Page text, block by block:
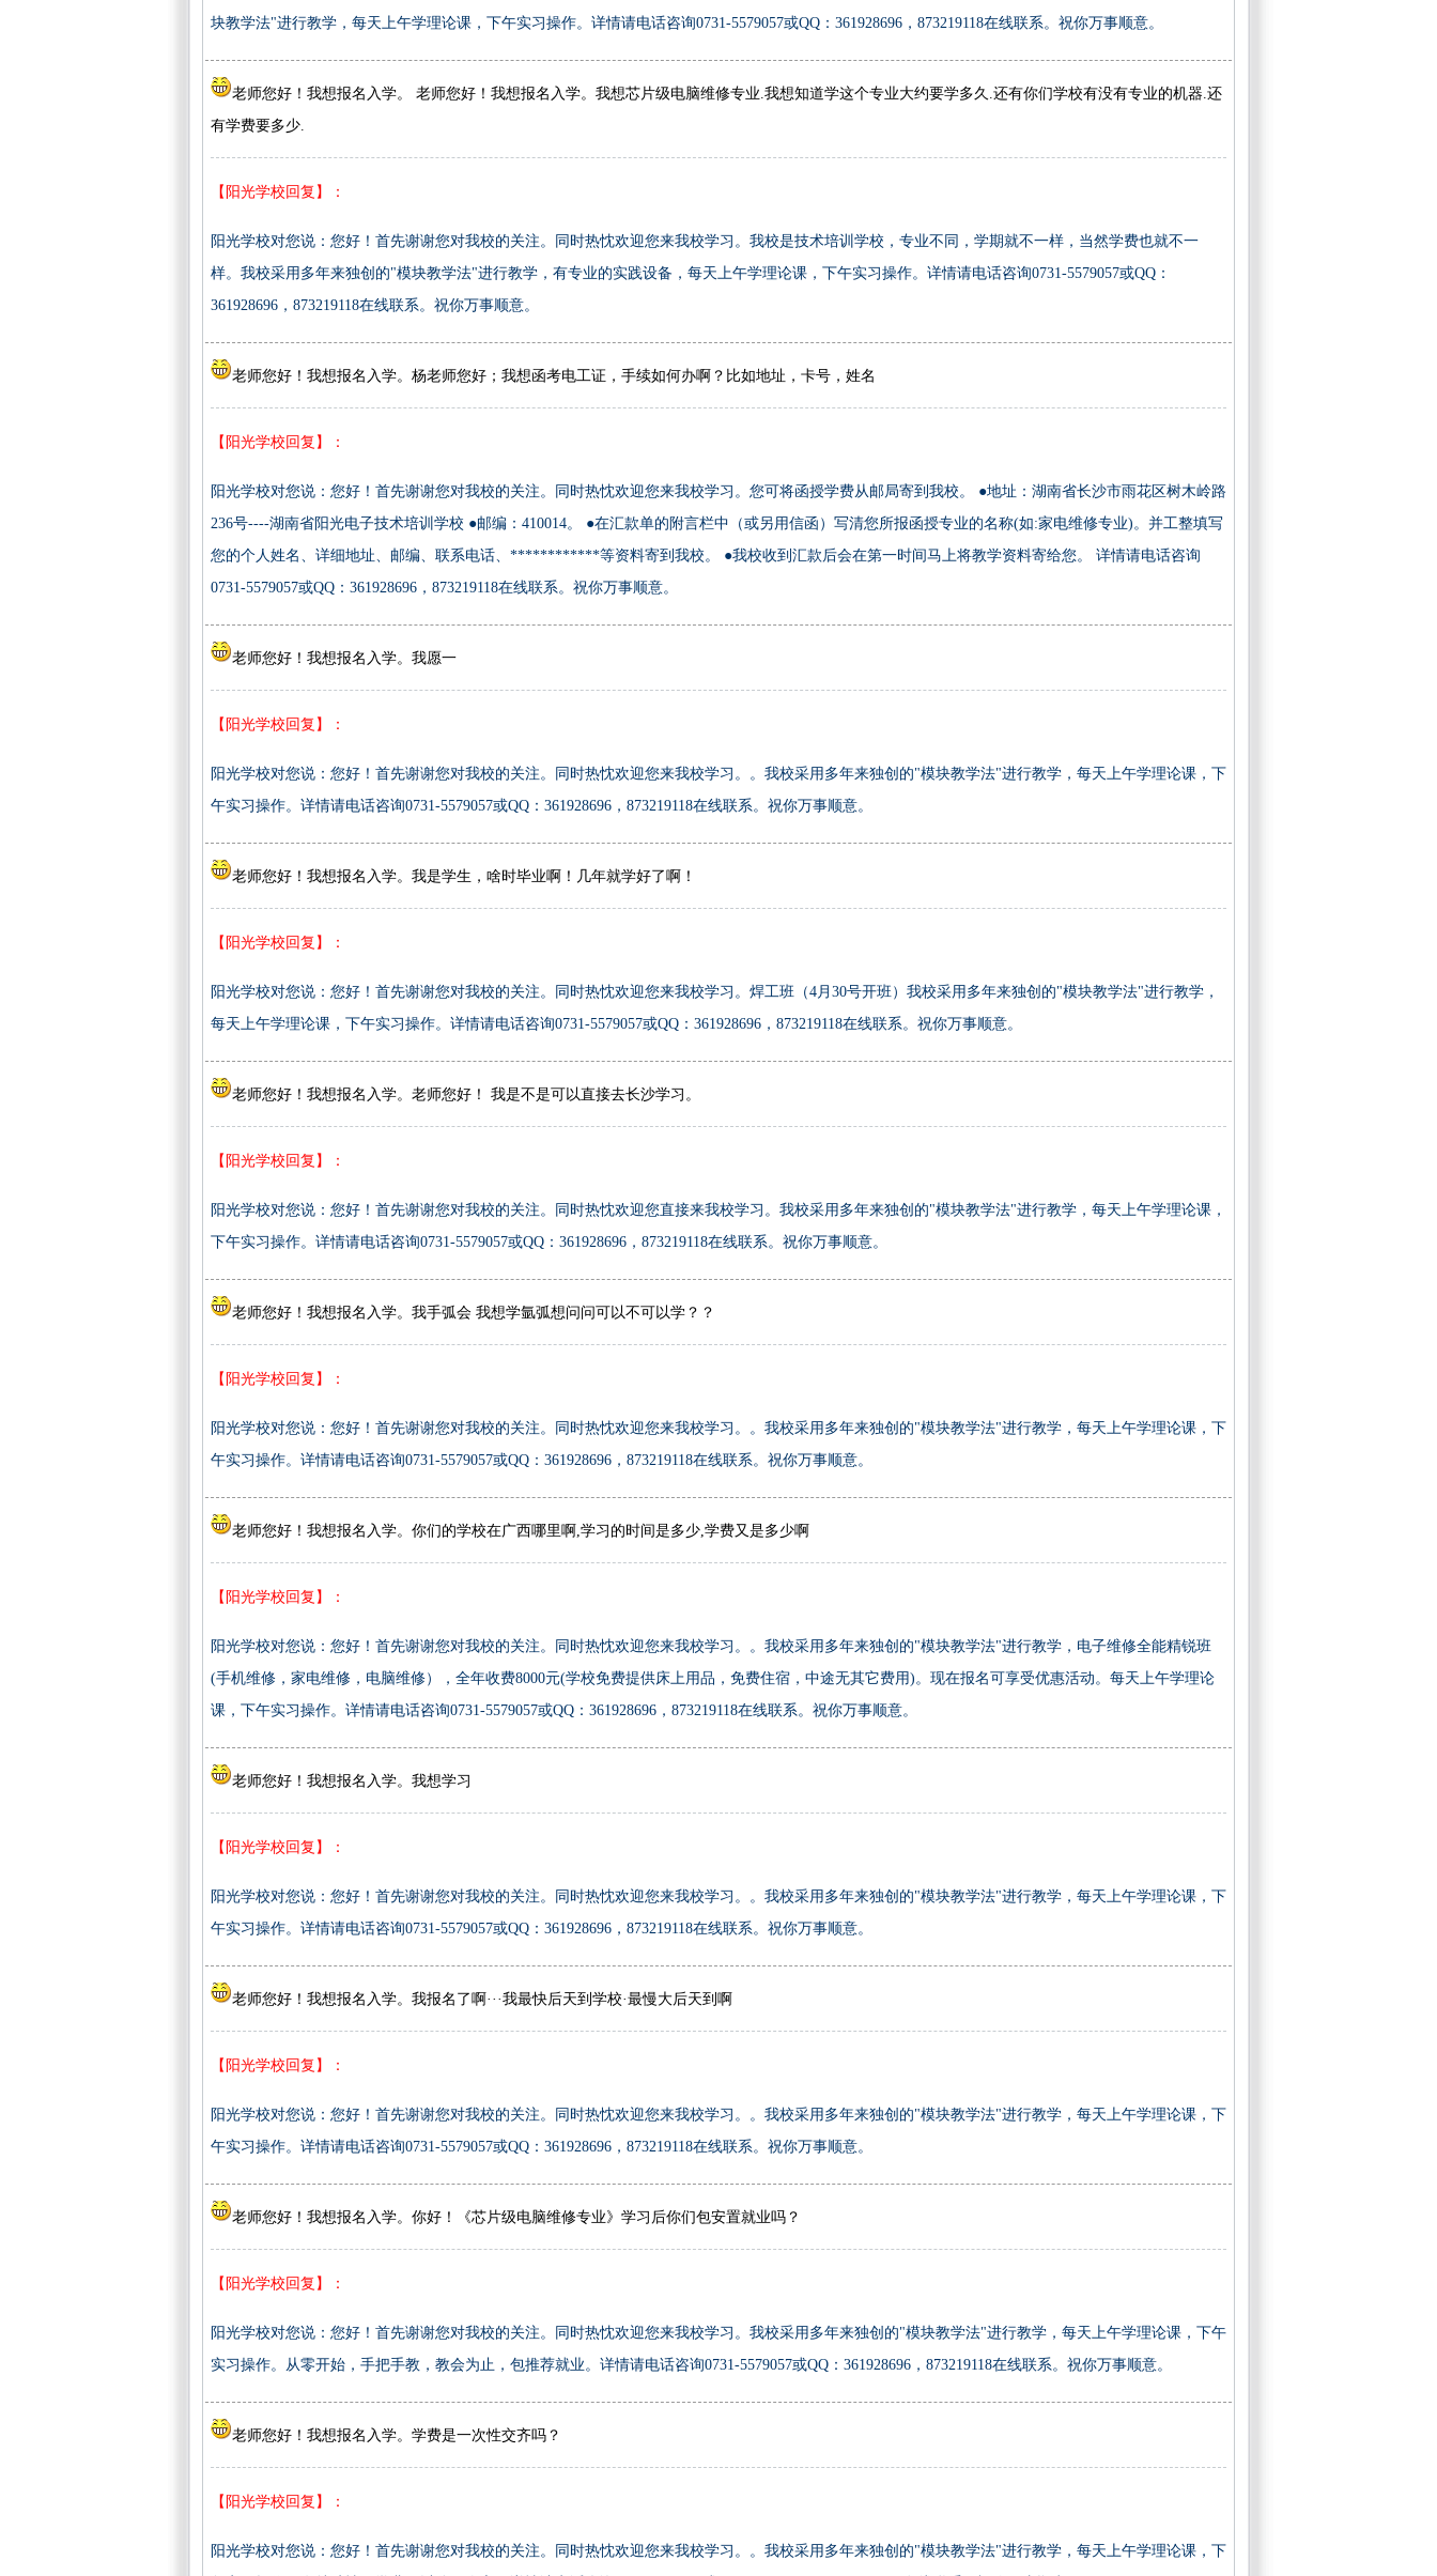
块教学法"进行教学，每天上午学理论课，下午实习操作。详情请电话咨询0731-5579057或QQ：361928696，873219118在线联系。祝你万事顺意。
老师您好！我想报名入学。 老师您好！我想报名入学。我想芯片级电脑维修专业.我想知道学这个专业大约要学多久.还有你们学校有没有专业的机器.还
有学费要多少.
【阳光学校回复】：
阳光学校对您说：您好！首先谢谢您对我校的关注。同时热忱欢迎您来我校学习。我校是技术培训学校，专业不同，学期就不一样，当然学费也就不一
样。我校采用多年来独创的"模块教学法"进行教学，有专业的实践设备，每天上午学理论课，下午实习操作。详情请电话咨询0731-5579057或QQ：
361928696，873219118在线联系。祝你万事顺意。
老师您好！我想报名入学。杨老师您好；我想函考电工证，手续如何办啊？比如地址，卡号，姓名
【阳光学校回复】：
阳光学校对您说：您好！首先谢谢您对我校的关注。同时热忱欢迎您来我校学习。您可将函授学费从邮局寄到我校。 ●地址：湖南省长沙市雨花区树木岭路
236号----湖南省阳光电子技术培训学校 ●邮编：410014。 ●在汇款单的附言栏中（或另用信函）写清您所报函授专业的名称(如:家电维修专业)。并工整填写
您的个人姓名、详细地址、邮编、联系电话、************等资料寄到我校。 ●我校收到汇款后会在第一时间马上将教学资料寄给您。 详情请电话咨询
0731-5579057或QQ：361928696，873219118在线联系。祝你万事顺意。
老师您好！我想报名入学。我愿一
【阳光学校回复】：
阳光学校对您说：您好！首先谢谢您对我校的关注。同时热忱欢迎您来我校学习。。我校采用多年来独创的"模块教学法"进行教学，每天上午学理论课，下
午实习操作。详情请电话咨询0731-5579057或QQ：361928696，873219118在线联系。祝你万事顺意。
老师您好！我想报名入学。我是学生，啥时毕业啊！几年就学好了啊！
【阳光学校回复】：
阳光学校对您说：您好！首先谢谢您对我校的关注。同时热忱欢迎您来我校学习。焊工班（4月30号开班）我校采用多年来独创的"模块教学法"进行教学，
每天上午学理论课，下午实习操作。详情请电话咨询0731-5579057或QQ：361928696，873219118在线联系。祝你万事顺意。
老师您好！我想报名入学。老师您好！ 我是不是可以直接去长沙学习。
【阳光学校回复】：
阳光学校对您说：您好！首先谢谢您对我校的关注。同时热忱欢迎您直接来我校学习。我校采用多年来独创的"模块教学法"进行教学，每天上午学理论课，
下午实习操作。详情请电话咨询0731-5579057或QQ：361928696，873219118在线联系。祝你万事顺意。
老师您好！我想报名入学。我手弧会 我想学氩弧想问问可以不可以学？？
【阳光学校回复】：
阳光学校对您说：您好！首先谢谢您对我校的关注。同时热忱欢迎您来我校学习。。我校采用多年来独创的"模块教学法"进行教学，每天上午学理论课，下
午实习操作。详情请电话咨询0731-5579057或QQ：361928696，873219118在线联系。祝你万事顺意。
老师您好！我想报名入学。你们的学校在广西哪里啊,学习的时间是多少,学费又是多少啊
【阳光学校回复】：
阳光学校对您说：您好！首先谢谢您对我校的关注。同时热忱欢迎您来我校学习。。我校采用多年来独创的"模块教学法"进行教学，电子维修全能精锐班
(手机维修，家电维修，电脑维修），全年收费8000元(学校免费提供床上用品，免费住宿，中途无其它费用)。现在报名可享受优惠活动。每天上午学理论
课，下午实习操作。详情请电话咨询0731-5579057或QQ：361928696，873219118在线联系。祝你万事顺意。
老师您好！我想报名入学。我想学习
【阳光学校回复】：
阳光学校对您说：您好！首先谢谢您对我校的关注。同时热忱欢迎您来我校学习。。我校采用多年来独创的"模块教学法"进行教学，每天上午学理论课，下
午实习操作。详情请电话咨询0731-5579057或QQ：361928696，873219118在线联系。祝你万事顺意。
老师您好！我想报名入学。我报名了啊···我最快后天到学校·最慢大后天到啊
【阳光学校回复】：
阳光学校对您说：您好！首先谢谢您对我校的关注。同时热忱欢迎您来我校学习。。我校采用多年来独创的"模块教学法"进行教学，每天上午学理论课，下
午实习操作。详情请电话咨询0731-5579057或QQ：361928696，873219118在线联系。祝你万事顺意。
老师您好！我想报名入学。你好！《芯片级电脑维修专业》学习后你们包安置就业吗？
【阳光学校回复】：
阳光学校对您说：您好！首先谢谢您对我校的关注。同时热忱欢迎您来我校学习。我校采用多年来独创的"模块教学法"进行教学，每天上午学理论课，下午
实习操作。从零开始，手把手教，教会为止，包推荐就业。详情请电话咨询0731-5579057或QQ：361928696，873219118在线联系。祝你万事顺意。
老师您好！我想报名入学。学费是一次性交齐吗？
【阳光学校回复】：
阳光学校对您说：您好！首先谢谢您对我校的关注。同时热忱欢迎您来我校学习。。我校采用多年来独创的"模块教学法"进行教学，每天上午学理论课，下